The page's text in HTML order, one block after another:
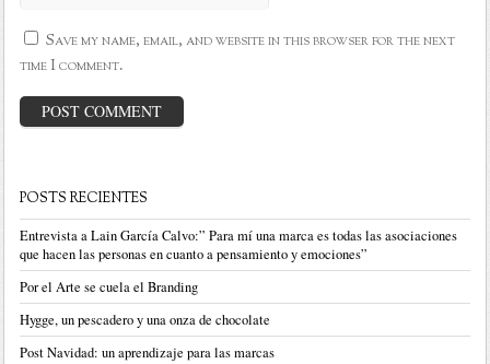
Save my name, email, and website in this browser for the next
time I comment.
POSTS RECIENTES
Entrevista a Lain García Calvo:” Para mí una marca es todas las asociaciones
que hacen las personas en cuanto a pensamiento y emociones”
Por el Arte se cuela el Branding
Hygge, un pescadero y una onza de chocolate
Post Navidad: un aprendizaje para las marcas